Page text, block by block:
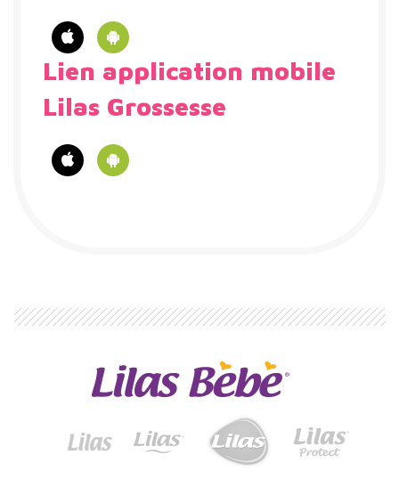
Lien application mobile
Lilas Grossesse